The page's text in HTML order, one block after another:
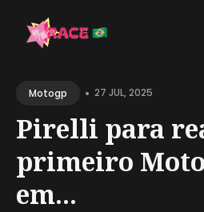
for
Blog
Motogp • 27 JUL, 2025
Pirelli para
primeiro
em...